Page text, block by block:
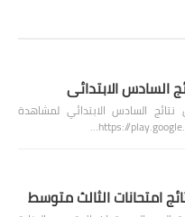
السادس الابتدائي
نتائج السادس الابتدائي لمشاهدة
امتحانات الثالث متوسط